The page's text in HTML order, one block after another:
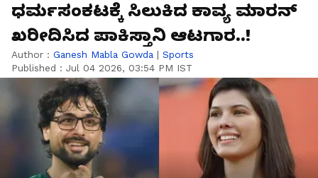
ಧರ್ಮಸಂಕಟಕ್ಕೆ ಸಿಲುಕಿದ ಕಾವ್ಯ ಮಾರನ್
ಖರೀದಿಸಿದ ಪಾಕಿಸ್ತಾನಿ ಆಟಗಾರ..!
Author : Ganesh Mabla Gowda | Sports
Published : Jul 04 2026, 03:54 PM IST